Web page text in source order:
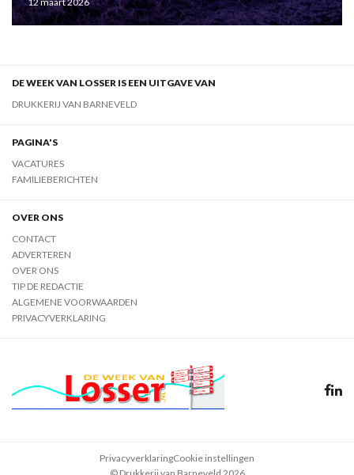
DE WEEK VAN LOSSER IS EEN UITGAVE VAN
DRUKKERIJ VAN BARNEVELD
PAGINA'S
VACATURES
FAMILIEBERICHTEN
OVER ONS
CONTACT
ADVERTEREN
OVER ONS
TIP DE REDACTIE
ALGEMENE VOORWAARDEN
PRIVACYVERKLARING
PrivacyverklaringCookie instellingen